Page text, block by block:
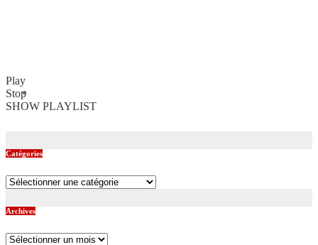
Play
Stop
SHOW PLAYLIST
Catégories
Catégories
Archives
Archives